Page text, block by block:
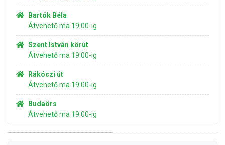
Bartók Béla
Átvehető ma 19:00-ig
Szent István körút
Átvehető ma 19:00-ig
Rákóczi út
Átvehető ma 19:00-ig
Budaörs
Átvehető ma 19:00-ig